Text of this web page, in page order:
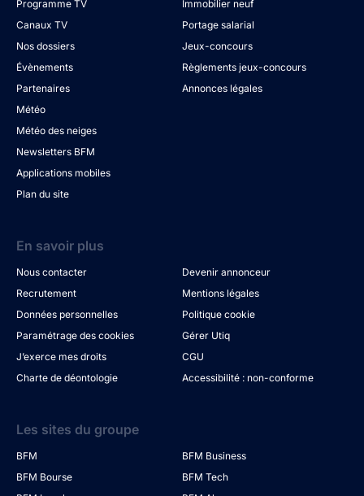
Programme TV
Canaux TV
Nos dossiers
Évènements
Partenaires
Météo
Météo des neiges
Newsletters BFM
Applications mobiles
Plan du site
Immobilier neuf
Portage salarial
Jeux-concours
Règlements jeux-concours
Annonces légales
En savoir plus
Nous contacter
Devenir annonceur
Recrutement
Mentions légales
Données personnelles
Politique cookie
Paramétrage des cookies
Gérer Utiq
J’exerce mes droits
CGU
Charte de déontologie
Accessibilité : non-conforme
Les sites du groupe
BFM
BFM Business
BFM Bourse
BFM Tech